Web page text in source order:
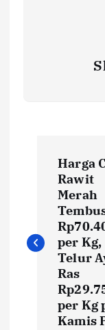
t
Harga
Rawit
Merah
per Kg,
Telur
Ras
per Kg
Kamis